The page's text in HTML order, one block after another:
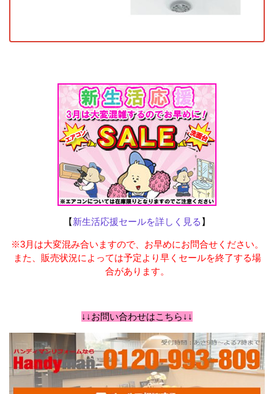
【新生活応援セールを詳しく見る 】
※3月は大変混み合いますので、お早めにお問合せください。
また、販売状況によっては予定より早くセールを終了する場
合があります。
↓↓お問い合わせはこちら↓↓